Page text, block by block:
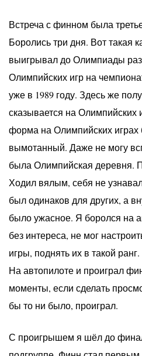
Встреча с финном была
Боролись три дня. Вот такая
выигрывал до Олимпиады
Олимпийских игр на
уже в 1989 году. Здесь же
сказывается на Олимпийских
форма на Олимпийских играх
вымотанный. Даже не могу
была Олимпийская деревня.
Ходил вялым, себя не
был одинаков для других, а
было ужасное. Я боролся на
без интереса, не мог
игры, поднять их в такой
На автопилоте и проиграл
моменты, если сделать
бы то ни было, проиграл.
С проигрышем я шёл до